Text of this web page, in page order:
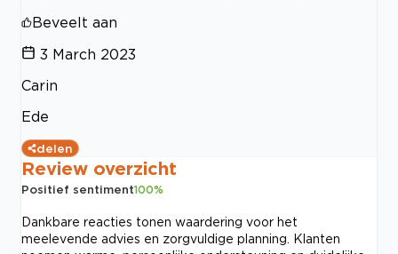
Beveelt aan
3 March 2023
Carin
Ede
delen
Review overzicht
Positief sentiment100%
Dankbare reacties tonen waardering voor het
meelevende advies en zorgvuldige planning. Klanten